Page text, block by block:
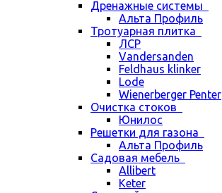
Дренажные системы
Альта Профиль
Тротуарная плитка
ЛСР
Vandersanden
Feldhaus klinker
Lode
Wienerberger Penter
Очистка стоков
Юнилос
Решетки для газона
Альта Профиль
Садовая мебель
Allibert
Keter